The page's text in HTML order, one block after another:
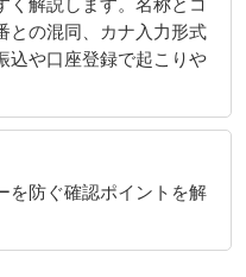
く解説します。名称とコ
との混同、カナ入力形式
込や口座登録で起こりや
を防ぐ確認ポイントを解